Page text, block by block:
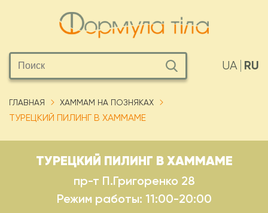
RU
UA
ГЛАВНАЯ ХАММАМ НА ПОЗНЯКАХ
ТУРЕЦКИЙ ПИЛИНГ В ХАММАМЕ
ТУРЕЦКИЙ ПИЛИНГ В ХАММАМЕ
пр-т П.Григоренко 28
Режим работы: 11:00-20:00